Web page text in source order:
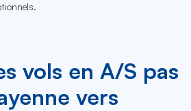
vols en A/S pas
vers